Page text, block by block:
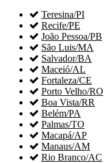
 Teresina/PI
 Recife/PE
 João Pessoa/PB
 São Luis/MA
 Salvador/BA
 Maceió/AL
 Fortaleza/CE
 Porto Velho/RO
 Boa Vista/RR
 Belém/PA
 Palmas/TO
 Macapá/AP
 Manaus/AM
 Rio Branco/AC